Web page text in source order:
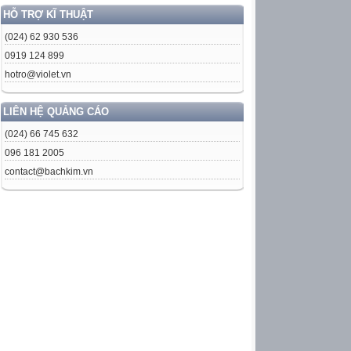
HỖ TRỢ KĨ THUẬT
(024) 62 930 536
0919 124 899
hotro@violet.vn
LIÊN HỆ QUẢNG CÁO
(024) 66 745 632
096 181 2005
contact@bachkim.vn